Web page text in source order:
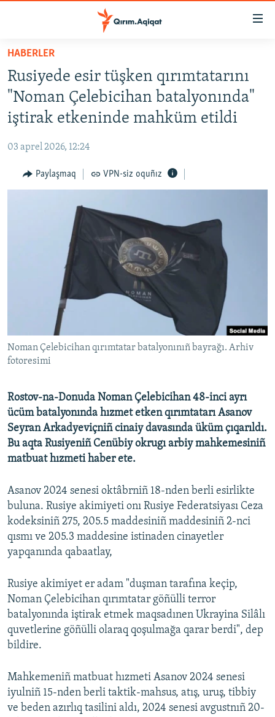
Esas
qaytmaq
Baş
navigatsiyağa
qaytmaq
Qıdıruvğa
qaytmaq
SİYASET
İQTİSADİYAT
MEDENİYET
İNSAN AQLARI
Українською
QOŞULIÑIZ!
RFE/RS bütün saytları
HABERLER
Rusiyede esir tüşken qırımtatarını
"Noman Çelebicihan batalyonında"
iştirak etkeninde mahküm etildi
03 aprel 2026, 12:24
Paylaşmaq VPN-siz oquñız
Noman Çelebicihan qırımtatar batalyonınıñ bayrağı. Arhiv
fotoresimi
Rostov-na-Donuda Noman Çelebicihan 48-inci ayrı
ücüm batalyonında hızmet etken qırımtatarı Asanov
Seyran Arkadyeviçniñ cinaiy davasında üküm çıqarıldı.
Bu aqta Rusiyeniñ Cenübiy okrugı arbiy mahkemesiniñ
matbuat hızmeti haber ete.
Asanov 2024 senesi oktâbrniñ 18-nden berli esirlikte
buluna. Rusiye akimiyeti onı Rusiye Federatsiyası Ceza
kodeksiniñ 275, 205.5 maddesiniñ maddesiniñ 2-nci
qısmı ve 205.3 maddesine istinaden cinayetler
yapqanında qabaatlay,
Rusiye akimiyet er adam "duşman tarafına keçip,
Noman Çelebicihan qırımtatar göñülli terror
batalyonında iştirak etmek maqsadınen Ukrayina Silâlı
quvetlerine göñülli olaraq qoşulmağa qarar berdi", dep
bildire.
Mahkemeniñ matbuat hızmeti Asanov 2024 senesi
iyulniñ 15-nden berli taktik-mahsus, atış, uruş, tibbiy
ve beden azırlıq tasilini aldı, 2024 senesi avgustnıñ 20-